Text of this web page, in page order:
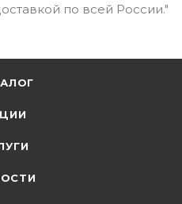
по всей России."